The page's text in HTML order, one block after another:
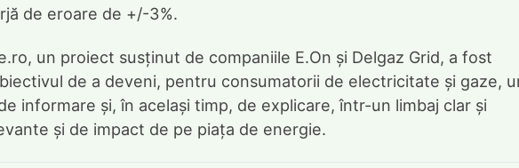
de eroare de +/-3%.
un proiect susținut de companiile E.On și Delgaz Grid, a fost
de a deveni, pentru consumatorii de electricitate și gaze,
informare și, în același timp, de explicare, într-un limbaj clar și
și de impact de pe piața de energie.